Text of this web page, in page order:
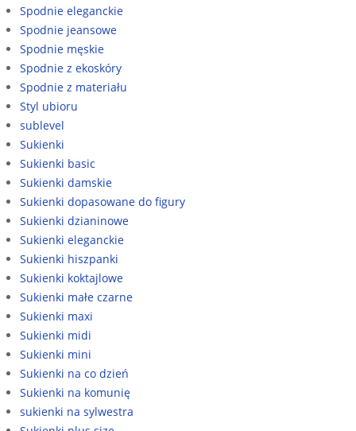
Spodnie eleganckie
Spodnie jeansowe
Spodnie męskie
Spodnie z ekoskóry
Spodnie z materiału
Styl ubioru
sublevel
Sukienki
Sukienki basic
Sukienki damskie
Sukienki dopasowane do figury
Sukienki dzianinowe
Sukienki eleganckie
Sukienki hiszpanki
Sukienki koktajlowe
Sukienki małe czarne
Sukienki maxi
Sukienki midi
Sukienki mini
Sukienki na co dzień
Sukienki na komunię
sukienki na sylwestra